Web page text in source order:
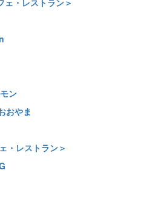
ェ・レストラン＞
ン
おやま
・レストラン＞